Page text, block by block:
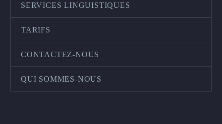
SERVICES LINGUISTIQUES
TARIFS
CONTACTEZ-NOUS
QUI SOMMES-NOUS